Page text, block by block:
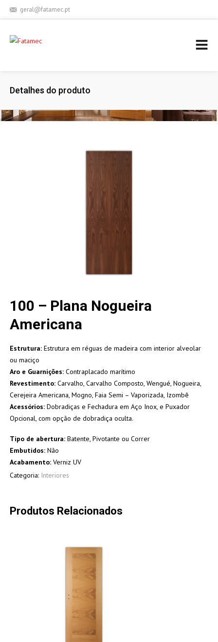
geral@fatamec.pt
Detalhes do produto
100 – Plana Nogueira
Americana
Estrutura: Estrutura em réguas de madeira com interior alveolar
ou maciço
Aro e Guarnições: Contraplacado marítimo
Revestimento: Carvalho, Carvalho Composto, Wengué, Nogueira,
Cerejeira Americana, Mogno, Faia Semi – Vaporizada, Izombê
Acessórios: Dobradiças e Fechadura em Aço Inox, e Puxador
Opcional, com opção de dobradiça oculta.
Tipo de abertura: Batente, Pivotante ou Correr
Embutidos: Não
Acabamento: Verniz UV
Categoria: Interiores
Produtos Relacionados